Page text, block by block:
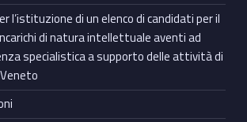
l’istituzione di un elenco di candidati per il
di natura intellettuale aventi ad
specialistica a supporto delle attività di